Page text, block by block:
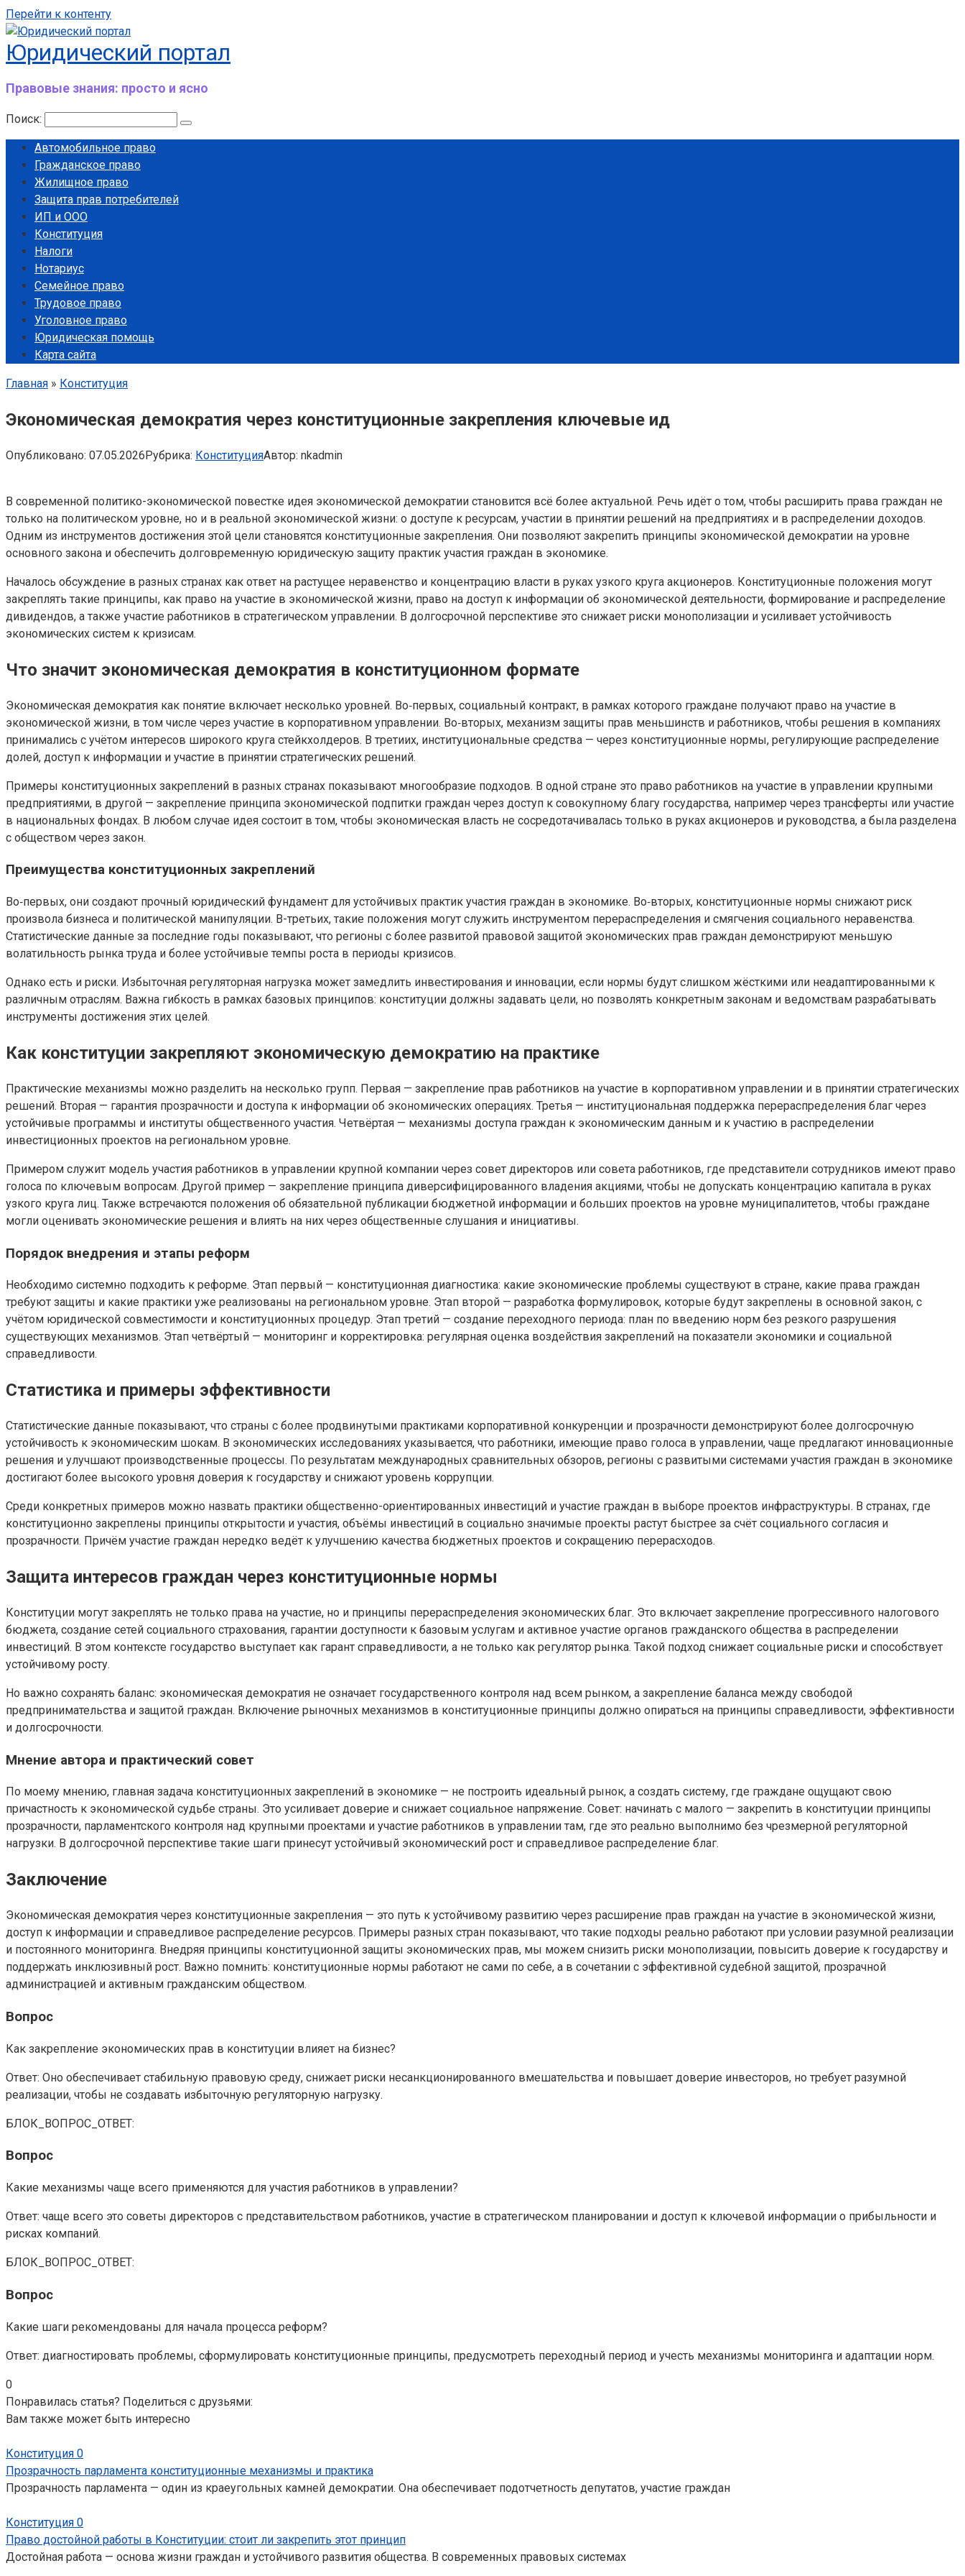
Перейти к контенту
Юридический портал
Правовые знания: просто и ясно
Поиск:
Автомобильное право
Гражданское право
Жилищное право
Защита прав потребителей
ИП и ООО
Конституция
Налоги
Нотариус
Семейное право
Трудовое право
Уголовное право
Юридическая помощь
Карта сайта
Главная » Конституция
Экономическая демократия через конституционные закрепления ключевые ид
Опубликовано: 07.05.2026Рубрика: КонституцияАвтор: nkadmin
В современной политико-экономической повестке идея экономической демократии становится всё более актуальной. Речь идёт о том, чтобы расширить права граждан не
только на политическом уровне, но и в реальной экономической жизни: о доступе к ресурсам, участии в принятии решений на предприятиях и в распределении доходов.
Одним из инструментов достижения этой цели становятся конституционные закрепления. Они позволяют закрепить принципы экономической демократии на уровне
основного закона и обеспечить долговременную юридическую защиту практик участия граждан в экономике.
Началось обсуждение в разных странах как ответ на растущее неравенство и концентрацию власти в руках узкого круга акционеров. Конституционные положения могут
закреплять такие принципы, как право на участие в экономической жизни, право на доступ к информации об экономической деятельности, формирование и распределение
дивидендов, а также участие работников в стратегическом управлении. В долгосрочной перспективе это снижает риски монополизации и усиливает устойчивость
экономических систем к кризисам.
Что значит экономическая демократия в конституционном формате
Экономическая демократия как понятие включает несколько уровней. Во‑первых, социальный контракт, в рамках которого граждане получают право на участие в
экономической жизни, в том числе через участие в корпоративном управлении. Во‑вторых, механизм защиты прав меньшинств и работников, чтобы решения в компаниях
принимались с учётом интересов широкого круга стейкхолдеров. В третиих, институциональные средства — через конституционные нормы, регулирующие распределение
долей, доступ к информации и участие в принятии стратегических решений.
Примеры конституционных закреплений в разных странах показывают многообразие подходов. В одной стране это право работников на участие в управлении крупными
предприятиями, в другой — закрепление принципа экономической подпитки граждан через доступ к совокупному благу государства, например через трансферты или участие
в национальных фондах. В любом случае идея состоит в том, чтобы экономическая власть не сосредотачивалась только в руках акционеров и руководства, а была разделена
с обществом через закон.
Преимущества конституционных закреплений
Во‑первых, они создают прочный юридический фундамент для устойчивых практик участия граждан в экономике. Во‑вторых, конституционные нормы снижают риск
произвола бизнеса и политической манипуляции. В-третьих, такие положения могут служить инструментом перераспределения и смягчения социального неравенства.
Статистические данные за последние годы показывают, что регионы с более развитой правовой защитой экономических прав граждан демонстрируют меньшую
волатильность рынка труда и более устойчивые темпы роста в периоды кризисов.
Однако есть и риски. Избыточная регуляторная нагрузка может замедлить инвестирования и инновации, если нормы будут слишком жёсткими или неадаптированными к
различным отраслям. Важна гибкость в рамках базовых принципов: конституции должны задавать цели, но позволять конкретным законам и ведомствам разрабатывать
инструменты достижения этих целей.
Как конституции закрепляют экономическую демократию на практике
Практические механизмы можно разделить на несколько групп. Первая — закрепление прав работников на участие в корпоративном управлении и в принятии стратегических
решений. Вторая — гарантия прозрачности и доступа к информации об экономических операциях. Третья — институциональная поддержка перераспределения благ через
устойчивые программы и институты общественного участия. Четвёртая — механизмы доступа граждан к экономическим данным и к участию в распределении
инвестиционных проектов на региональном уровне.
Примером служит модель участия работников в управлении крупной компании через совет директоров или совета работников, где представители сотрудников имеют право
голоса по ключевым вопросам. Другой пример — закрепление принципа диверсифицированного владения акциями, чтобы не допускать концентрацию капитала в руках
узкого круга лиц. Также встречаются положения об обязательной публикации бюджетной информации и больших проектов на уровне муниципалитетов, чтобы граждане
могли оценивать экономические решения и влиять на них через общественные слушания и инициативы.
Порядок внедрения и этапы реформ
Необходимо системно подходить к реформе. Этап первый — конституционная диагностика: какие экономические проблемы существуют в стране, какие права граждан
требуют защиты и какие практики уже реализованы на региональном уровне. Этап второй — разработка формулировок, которые будут закреплены в основной закон, с
учётом юридической совместимости и конституционных процедур. Этап третий — создание переходного периода: план по введению норм без резкого разрушения
существующих механизмов. Этап четвёртый — мониторинг и корректировка: регулярная оценка воздействия закреплений на показатели экономики и социальной
справедливости.
Статистика и примеры эффективности
Статистические данные показывают, что страны с более продвинутыми практиками корпоративной конкуренции и прозрачности демонстрируют более долгосрочную
устойчивость к экономическим шокам. В экономических исследованиях указывается, что работники, имеющие право голоса в управлении, чаще предлагают инновационные
решения и улучшают производственные процессы. По результатам международных сравнительных обзоров, регионы с развитыми системами участия граждан в экономике
достигают более высокого уровня доверия к государству и снижают уровень коррупции.
Среди конкретных примеров можно назвать практики общественно-ориентированных инвестиций и участие граждан в выборе проектов инфраструктуры. В странах, где
конституционно закреплены принципы открытости и участия, объёмы инвестиций в социально значимые проекты растут быстрее за счёт социального согласия и
прозрачности. Причём участие граждан нередко ведёт к улучшению качества бюджетных проектов и сокращению перерасходов.
Защита интересов граждан через конституционные нормы
Конституции могут закреплять не только права на участие, но и принципы перераспределения экономических благ. Это включает закрепление прогрессивного налогового
бюджета, создание сетей социального страхования, гарантии доступности к базовым услугам и активное участие органов гражданского общества в распределении
инвестиций. В этом контексте государство выступает как гарант справедливости, а не только как регулятор рынка. Такой подход снижает социальные риски и способствует
устойчивому росту.
Но важно сохранять баланс: экономическая демократия не означает государственного контроля над всем рынком, а закрепление баланса между свободой
предпринимательства и защитой граждан. Включение рыночных механизмов в конституционные принципы должно опираться на принципы справедливости, эффективности
и долгосрочности.
Мнение автора и практический совет
По моему мнению, главная задача конституционных закреплений в экономике — не построить идеальный рынок, а создать систему, где граждане ощущают свою
причастность к экономической судьбе страны. Это усиливает доверие и снижает социальное напряжение. Совет: начинать с малого — закрепить в конституции принципы
прозрачности, парламентского контроля над крупными проектами и участие работников в управлении там, где это реально выполнимо без чрезмерной регуляторной
нагрузки. В долгосрочной перспективе такие шаги принесут устойчивый экономический рост и справедливое распределение благ.
Заключение
Экономическая демократия через конституционные закрепления — это путь к устойчивому развитию через расширение прав граждан на участие в экономической жизни,
доступ к информации и справедливое распределение ресурсов. Примеры разных стран показывают, что такие подходы реально работают при условии разумной реализации
и постоянного мониторинга. Внедряя принципы конституционной защиты экономических прав, мы можем снизить риски монополизации, повысить доверие к государству и
поддержать инклюзивный рост. Важно помнить: конституционные нормы работают не сами по себе, а в сочетании с эффективной судебной защитой, прозрачной
администрацией и активным гражданским обществом.
Вопрос
Как закрепление экономических прав в конституции влияет на бизнес?
Ответ: Оно обеспечивает стабильную правовую среду, снижает риски несанкционированного вмешательства и повышает доверие инвесторов, но требует разумной
реализации, чтобы не создавать избыточную регуляторную нагрузку.
БЛОК_ВОПРОС_ОТВЕТ:
Вопрос
Какие механизмы чаще всего применяются для участия работников в управлении?
Ответ: чаще всего это советы директоров с представительством работников, участие в стратегическом планировании и доступ к ключевой информации о прибыльности и
рисках компаний.
БЛОК_ВОПРОС_ОТВЕТ:
Вопрос
Какие шаги рекомендованы для начала процесса реформ?
Ответ: диагностировать проблемы, сформулировать конституционные принципы, предусмотреть переходный период и учесть механизмы мониторинга и адаптации норм.
0
Понравилась статья? Поделиться с друзьями:
Вам также может быть интересно
Конституция 0
Прозрачность парламента конституционные механизмы и практика
Прозрачность парламента — один из краеугольных камней демократии. Она обеспечивает подотчетность депутатов, участие граждан
Конституция 0
Право достойной работы в Конституции: стоит ли закрепить этот принцип
Достойная работа — основа жизни граждан и устойчивого развития общества. В современных правовых системах